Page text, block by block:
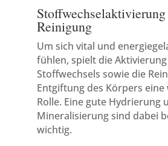
Reinigung
Um sich vital und
fühlen, spielt die Aktivierung
Stoffwechsels sowie die
Entgiftung des Körpers eine
Rolle. Eine gute Hydrierung
Mineralisierung sind dabei
wichtig.